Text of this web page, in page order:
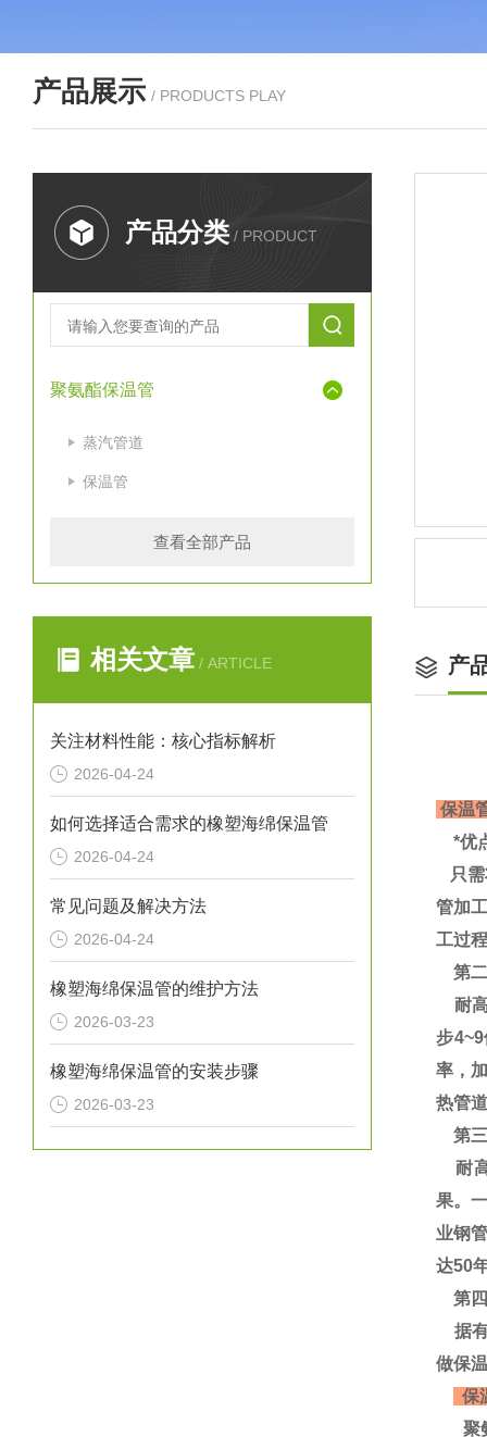
产品展示 / PRODUCTS PLAY
产品分类 / PRODUCT
聚氨酯保温管
蒸汽管道
保温管
查看全部产品
相关文章 / ARTICLE
关注材料性能：核心指标解析
2026-04-24
如何选择适合需求的橡塑海绵保温管
2026-04-24
常见问题及解决方法
2026-04-24
橡塑海绵保温管的维护方法
2026-03-23
橡塑海绵保温管的安装步骤
2026-03-23
产
保温
*优
只需
管加
工过
第二
耐高
步
率，
热管
第三
耐高
果。
业钢
达50
第四
据有
做保
保
聚氨